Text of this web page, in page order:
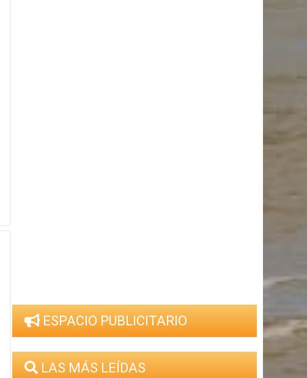
ESPACIO PUBLICITARIO
LAS MÁS LEÍDAS